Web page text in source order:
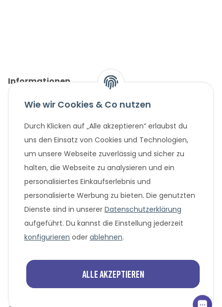
Informationen
Gesetzliche Informationen
Unternehmen
Beliebte Angebote
* Alle Preisangaben in Euro, inklusive der gesetzlich geltenden
MwSt. und Versandkosten bei Überweisung oder 0%
Finanzierung. Versandkosten können bei anderen
Zahlungsarten anfallen. Finanzierungsangebot vorbehaltlich
Wie wir Cookies & Co nutzen
Durch Klicken auf „Alle akzeptieren“ erlaubst du
uns den Einsatz von Cookies und Technologien,
um unsere Webseite zuverlässig und sicher zu
halten, die Webseite zu analysieren und ein
personalisiertes Einkaufserlebnis und
personalisierte Werbung zu bieten. Die genutzten
Dienste sind in unserer Datenschutzerklärung
aufgeführt. Du kannst die Einstellung jederzeit
konfigurieren oder ablehnen.
Alle akzeptieren